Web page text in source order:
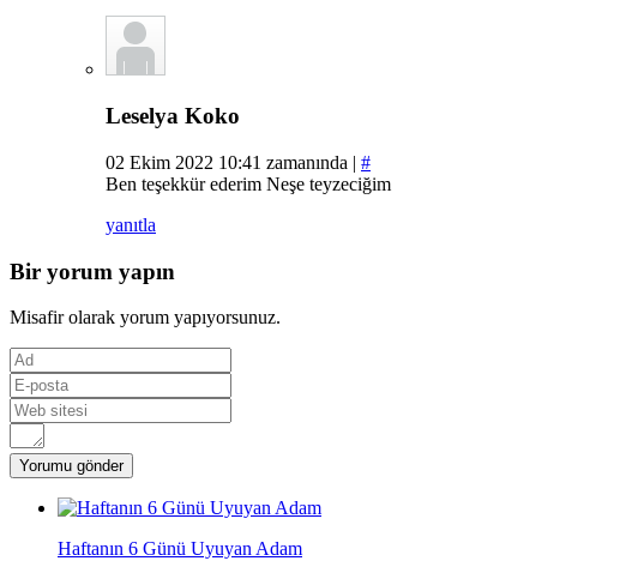
Leselya Koko
02 Ekim 2022 10:41 zamanında | #
Ben teşekkür ederim Neşe teyzeciğim
yanıtla
Bir yorum yapın
Misafir olarak yorum yapıyorsunuz.
Haftanın 6 Günü Uyuyan Adam